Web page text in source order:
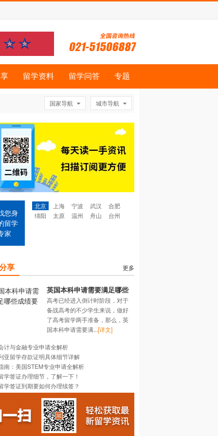
留学资料 留学问答 专题
国家导航 城市导航
您身
留学
家
北京 上海 宁波 武汉
合肥
绵阳
太原 温州 舟山 台州
享 更多
英国本科申请需要满足哪些
成绩要求？
高考已经进入倒计时阶段，对于
备战高考的不少学生来说，做好
了高考留学两手准备，那么，英
国本科申请需要满...[详文]
计与金融专业申请全解析
亚留学存款证明具体细节详解
南：美国STEM专业申请全解析
学签证办理细节，了解一下！
学签证到期要如何办理续签？